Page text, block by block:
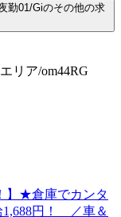
勤01/Giのその他の求
リア/om44RG
】★倉庫でカンタ
円！ ／車＆